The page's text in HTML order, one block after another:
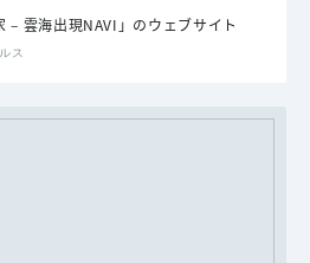
– 雲海出現NAVI」のウェブサイト
ス